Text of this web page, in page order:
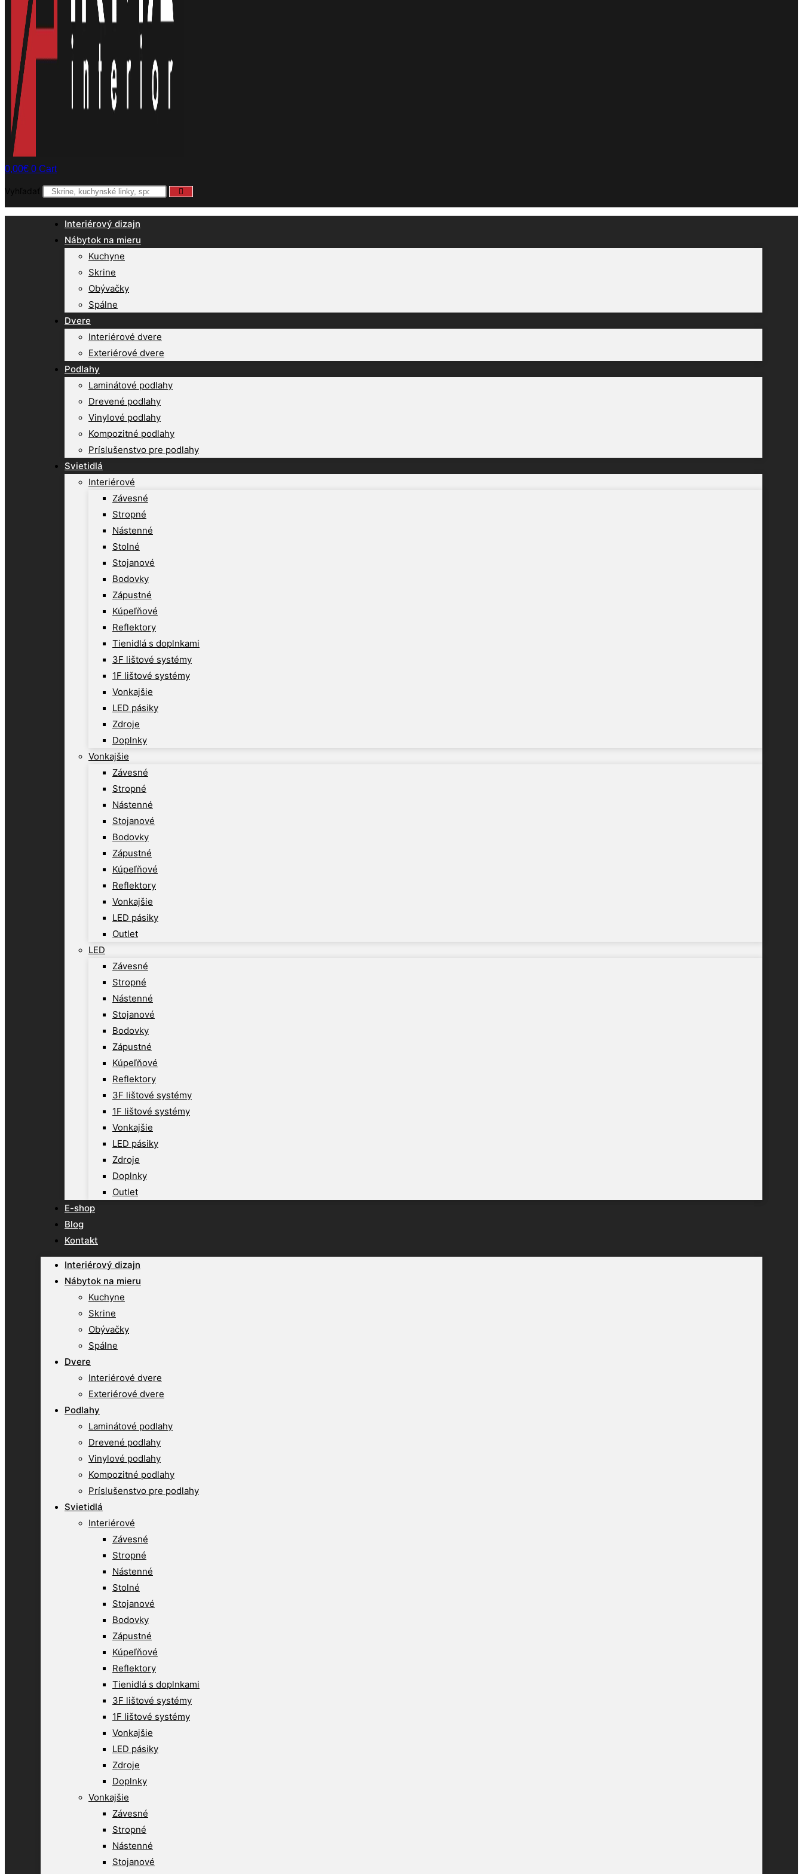
0,00€ 0 Cart
Vyhľadať
Interiérový dizajn
Nábytok na mieru
Kuchyne
Skrine
Obývačky
Spálne
Dvere
Interiérové dvere
Exteriérové dvere
Podlahy
Laminátové podlahy
Drevené podlahy
Vinylové podlahy
Kompozitné podlahy
Príslušenstvo pre podlahy
Svietidlá
Interiérové
Závesné
Stropné
Nástenné
Stolné
Stojanové
Bodovky
Zápustné
Kúpeľňové
Reflektory
Tienidlá s doplnkami
3F lištové systémy
1F lištové systémy
Vonkajšie
LED pásiky
Zdroje
Doplnky
Vonkajšie
Závesné
Stropné
Nástenné
Stojanové
Bodovky
Zápustné
Kúpeľňové
Reflektory
Vonkajšie
LED pásiky
Outlet
LED
Závesné
Stropné
Nástenné
Stojanové
Bodovky
Zápustné
Kúpeľňové
Reflektory
3F lištové systémy
1F lištové systémy
Vonkajšie
LED pásiky
Zdroje
Doplnky
Outlet
E-shop
Blog
Kontakt
Interiérový dizajn
Nábytok na mieru
Kuchyne
Skrine
Obývačky
Spálne
Dvere
Interiérové dvere
Exteriérové dvere
Podlahy
Laminátové podlahy
Drevené podlahy
Vinylové podlahy
Kompozitné podlahy
Príslušenstvo pre podlahy
Svietidlá
Interiérové
Závesné
Stropné
Nástenné
Stolné
Stojanové
Bodovky
Zápustné
Kúpeľňové
Reflektory
Tienidlá s doplnkami
3F lištové systémy
1F lištové systémy
Vonkajšie
LED pásiky
Zdroje
Doplnky
Vonkajšie
Závesné
Stropné
Nástenné
Stojanové